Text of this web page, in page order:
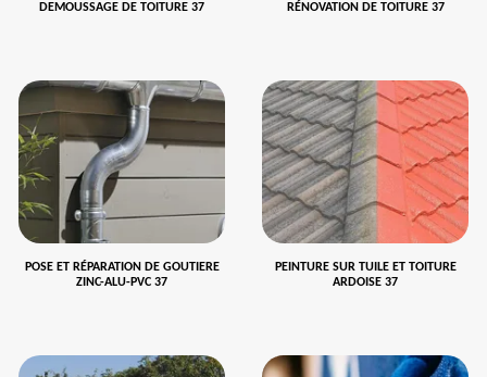
DEMOUSSAGE DE TOITURE 37 RÉNOVATION DE TOITURE 37
POSE ET RÉPARATION DE GOUTIERE
ZINC-ALU-PVC 37
PEINTURE SUR TUILE ET TOITURE
ARDOISE 37